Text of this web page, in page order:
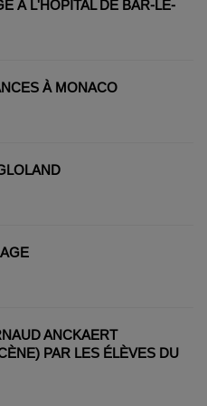
À L'HÔPITAL DE BAR-LE-
À MONACO
ANCKAERT
PAR LES ÉLÈVES DU